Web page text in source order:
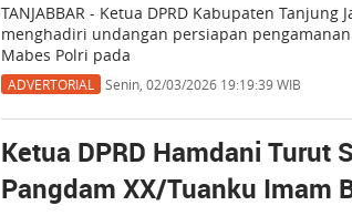
TANJABBAR - Ketua DPRD Kabupaten Tanjung
menghadiri undangan persiapan
Mabes Polri pada
ADVERTORIAL Senin, 02/03/2026 19:19:39 WIB
Ketua DPRD Hamdani Turut
Pangdam XX/Tuanku Imam